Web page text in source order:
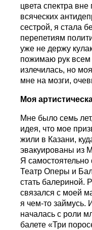
цвета спектра
всяческих
сестрой, я стала
перепетиям
уже не держу
пожимаю рук
излечилась, но
мне на мозги,
Моя
Мне было семь
идея, что мое
жили в Казани,
эвакуированы из
Я самостоятельно
Театр Оперы и
стать балериной.
связался с моей
я чем-то займусь.
началась с роли
балете «Три